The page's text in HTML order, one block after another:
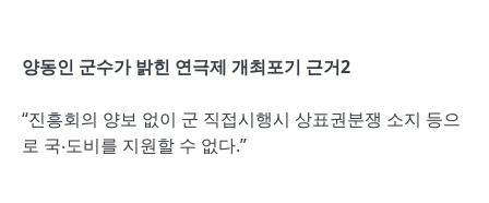
양동인 군수가 밝힌 연극제 개최포기 근거2
“진흥회의 양보 없이 군 직접시행시 상표권분쟁 소지 등으
로 국‧도비를 지원할 수 없다.”